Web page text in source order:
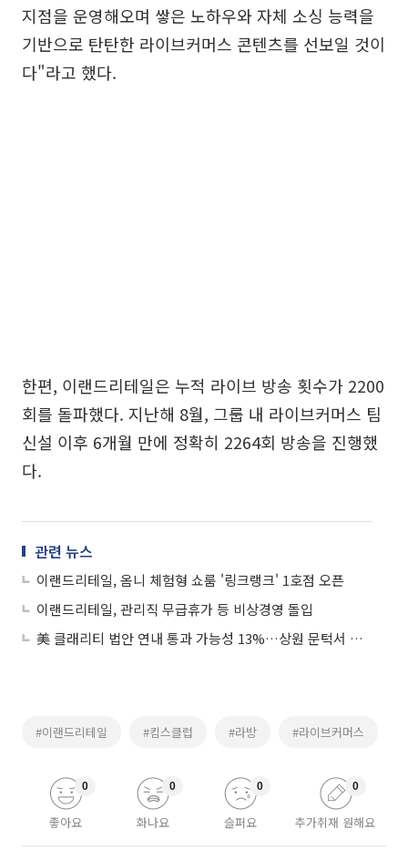
지점을 운영해오며 쌓은 노하우와 자체 소싱 능력을
기반으로 탄탄한 라이브커머스 콘텐츠를 선보일 것이
다"라고 했다.
한편, 이랜드리테일은 누적 라이브 방송 횟수가 2200
회를 돌파했다. 지난해 8월, 그룹 내 라이브커머스 팀
신설 이후 6개월 만에 정확히 2264회 방송을 진행했
다.
관련 뉴스
이랜드리테일, 옴니 체험형 쇼룸 '링크랭크' 1호점 오픈
이랜드리테일, 관리직 무급휴가 등 비상경영 돌입
美 클래리티 법안 연내 통과 가능성 13%…상원 문턱서 제동
#이랜드리테일 #킴스클럽 #라방 #라이브커머스
좋아요
0
화나요
0
슬퍼요
0
추가취재 원해요
0